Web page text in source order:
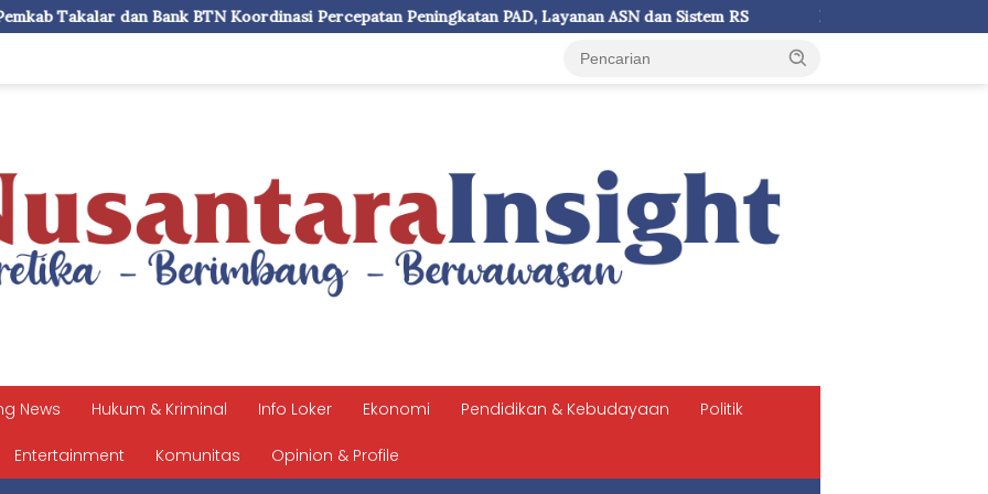
Percepatan Peningkatan PAD, Layanan ASN dan Sistem RS Prof Agus Salim: UKI Paulus Tegaskan Kampus
News Hukum & Kriminal Info Loker Ekonomi Pendidikan & Kebudayaan Politik
Entertainment Komunitas Opinion & Profile